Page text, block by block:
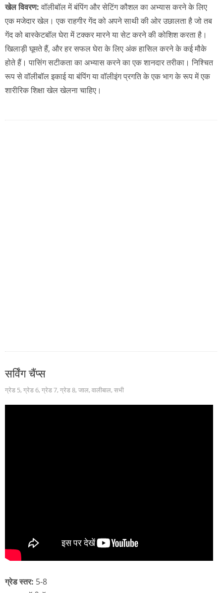
खेल विवरण: वॉलीबॉल में बंपिंग और सेटिंग कौशल का अभ्यास करने के लिए
एक मजेदार खेल। एक राहगीर गेंद को अपने साथी की ओर उछालता है जो तब
गेंद को बास्केटबॉल घेरा में टक्कर मारने या सेट करने की कोशिश करता है।
खिलाड़ी घूमते हैं, और हर सफल घेरा के लिए अंक हासिल करने के कई मौके
होते हैं। पासिंग सटीकता का अभ्यास करने का एक शानदार तरीका। निश्चित
रूप से वॉलीबॉल इकाई या बंपिंग या वॉलीइंग प्रगति के एक भाग के रूप में एक
शारीरिक शिक्षा खेल खेलना चाहिए।
सर्विंग चैंप्स
ग्रेड 5, ग्रेड 6, ग्रेड 7, ग्रेड 8, जाल, वालीबाल, सभी
ग्रेड स्तर: 5-8